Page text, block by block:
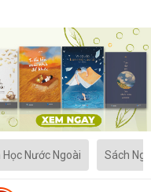
Nước Ngoài Sách